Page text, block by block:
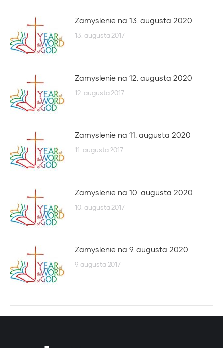
Zamyslenie na 13. augusta 2020
13. augusta 2017
Zamyslenie na 12. augusta 2020
12. augusta 2017
Zamyslenie na 11. augusta 2020
11. augusta 2017
Zamyslenie na 10. augusta 2020
10. augusta 2017
Zamyslenie na 9. augusta 2020
9. augusta 2017